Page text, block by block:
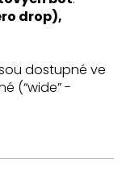
drop),
dostupné ve
(“wide” -